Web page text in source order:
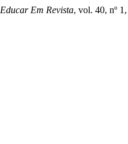
Educar Em Revista, vol. 40, nº